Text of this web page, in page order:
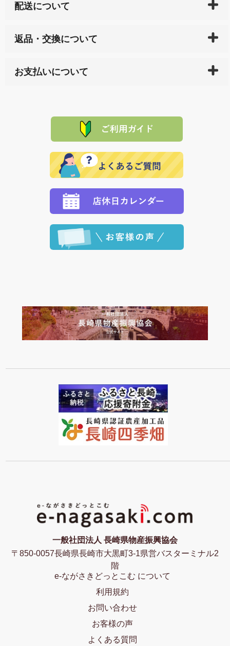
配送について
天ペイ」の方はご注文受付後）、 長崎県下全域に点在
サイト内で購入された商品の送料は、こちらの
全国送
れの生産メーカーからお客様の元へ直送いたしますの
で、 それぞれ個別に送料が必要になります。
返品・交換について
または配送途中の 事故などで不都合が生じている場合
品代金を返金いたします。）
その際は誠に申し訳ありませんが、当協会までご注文
願いいたします。
お支払いについて
た場合、お客様からの ご入金を確認した後で、商品を
※「クレジットカード」「PayPay」「楽天ペイ」を指
定された場合は、準備出来次第の便にてお送りいたし
ます。 （到着日指定をされている場合は、ご指定の日
程に合わせてお届けいたします。）
一般社団法人 長崎県物産振興協会
〒850-0057長崎県長崎市大黒町3-1県営バスターミナル2
階
e-ながさきどっとこむ について
利用規約
お問い合わせ
お客様の声
よくある質問